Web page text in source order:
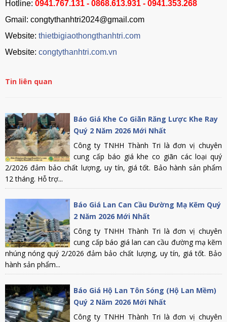
Hotline: 0941.767.131 - 0868.613.931 - 0941.353.268
Gmail: congtythanhtri2024@gmail.com
Website: thietbigiaothongthanhtri.com
Website: congtythanhtri.com.vn
Tin liên quan
Báo Giá Khe Co Giãn Răng Lược Khe Ray
Quý 2 Năm 2026 Mới Nhất
Công ty TNHH Thành Tri là đơn vị chuyên
cung cấp báo giá khe co giãn các loại quý
2/2026 đảm bảo chất lượng, uy tín, giá tốt. Bảo hành sản phẩm
12 tháng. Hỗ trợ...
Báo Giá Lan Can Cầu Đường Mạ Kẽm Quý
2 Năm 2026 Mới Nhất
Công ty TNHH Thành Tri là đơn vị chuyên
cung cấp báo giá lan can cầu đường mạ kẽm
nhúng nóng quý 2/2026 đảm bảo chất lượng, uy tín, giá tốt. Bảo
hành sản phẩm...
Báo Giá Hộ Lan Tôn Sóng (Hộ Lan Mềm)
Quý 2 Năm 2026 Mới Nhất
Công ty TNHH Thành Tri là đơn vị chuyên